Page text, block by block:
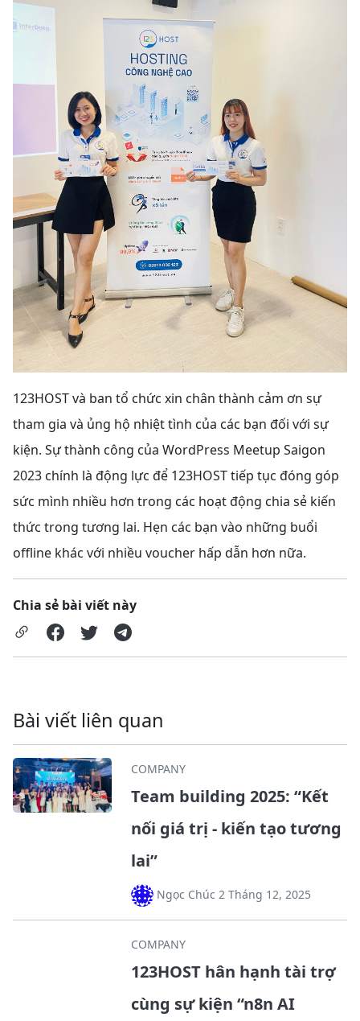
123HOST và ban tổ chức xin chân thành cảm ơn sự
tham gia và ủng hộ nhiệt tình của các bạn đối với sự
kiện. Sự thành công của WordPress Meetup Saigon
2023 chính là động lực để 123HOST tiếp tục đóng góp
sức mình nhiều hơn trong các hoạt động chia sẻ kiến
thức trong tương lai. Hẹn các bạn vào những buổi
offline khác với nhiều voucher hấp dẫn hơn nữa.
Chia sẻ bài viết này
Bài viết liên quan
COMPANY
Team building 2025: “Kết
nối giá trị - kiến tạo tương
lai”
Ngọc Chúc 2 Tháng 12, 2025
COMPANY
123HOST hân hạnh tài trợ
cùng sự kiện “n8n AI